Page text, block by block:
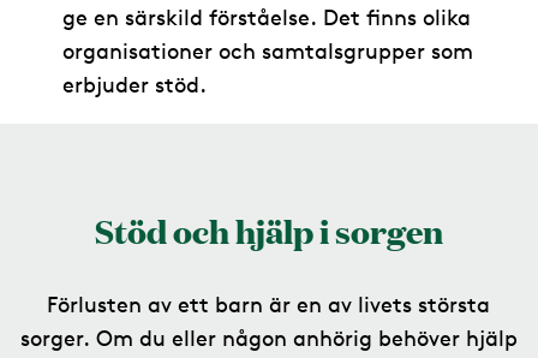
ge en särskild förståelse. Det finns olika
organisationer och samtalsgrupper som
erbjuder stöd.
Stöd och hjälp i sorgen
Förlusten av ett barn är en av livets största
sorger. Om du eller någon anhörig behöver hjälp